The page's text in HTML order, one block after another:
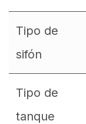
Tipo de
sifón
Tipo de
tanque